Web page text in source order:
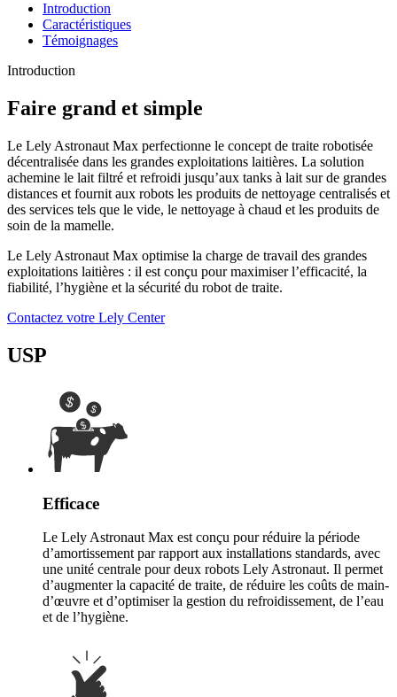
Introduction
Caractéristiques
Témoignages
Introduction
Faire grand et simple
Le Lely Astronaut Max perfectionne le concept de traite robotisée
décentralisée dans les grandes exploitations laitières. La solution
achemine le lait filtré et refroidi jusqu’aux tanks à lait sur de grandes
distances et fournit aux robots les produits de nettoyage centralisés et
des services tels que le vide, le nettoyage à chaud et les produits de
soin de la mamelle.
Le Lely Astronaut Max optimise la charge de travail des grandes
exploitations laitières : il est conçu pour maximiser l’efficacité, la
fiabilité, l’hygiène et la sécurité du robot de traite.
Contactez votre Lely Center
USP
Efficace
Le Lely Astronaut Max est conçu pour réduire la période
d’amortissement par rapport aux installations standards, avec
une unité centrale pour deux robots Lely Astronaut. Il permet
d’augmenter la capacité de traite, de réduire les coûts de main-
d’œuvre et d’optimiser la gestion du refroidissement, de l’eau
et de l’hygiène.